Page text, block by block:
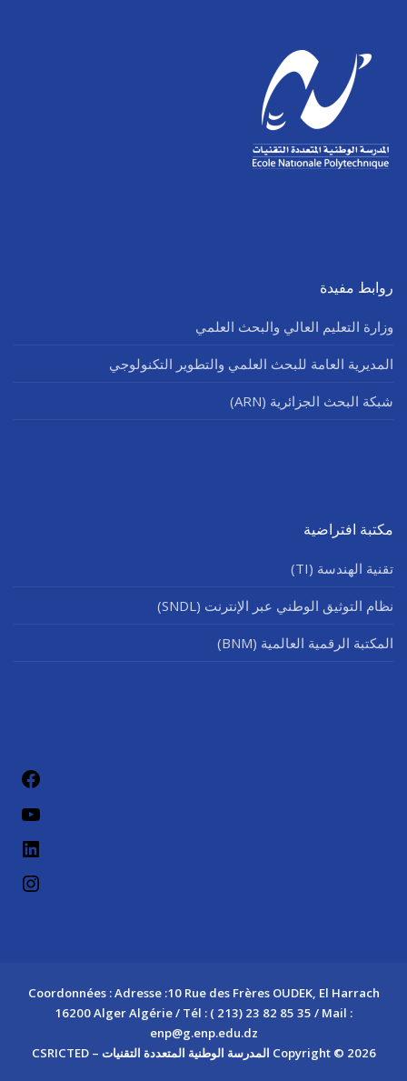
روابط مفيدة
وزارة التعليم العالي والبحث العلمي
المديرية العامة للبحث العلمي والتطوير التكنولوجي
شبكة البحث الجزائرية (ARN)
مكتبة افتراضية
تقنية الهندسة (TI)
نظام التوثيق الوطني عبر الإنترنت (SNDL)
المكتبة الرقمية العالمية (BNM)
Coordonnées : Adresse :10 Rue des Frères OUDEK, El Harrach
16200 Alger Algérie / Tél : ( 213) 23 82 85 35 / Mail :
enp@g.enp.edu.dz
Copyright © 2026 المدرسة الوطنية المتعددة التقنيات – CSRICTED